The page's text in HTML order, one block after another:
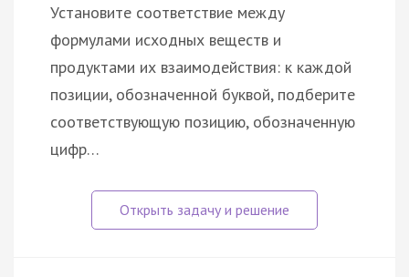
Установите соответствие между
формулами исходных веществ и
продуктами их взаимодействия: к каждой
позиции, обозначенной буквой, подберите
соответствующую позицию, обозначенную
цифр…